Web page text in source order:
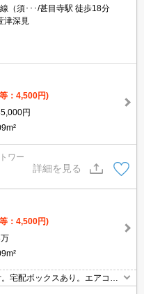
（須･･･/甚目寺駅 徒歩18分
津深見
：4,500円)
円
ワー
詳細を見る
：4,500円)
宅配ボックスあり。エアコン